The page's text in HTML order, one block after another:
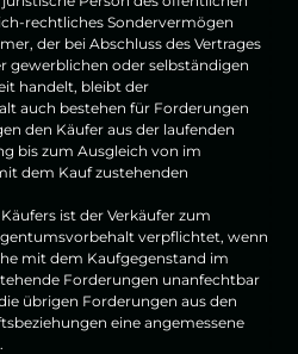
rechtliches Sondervermögen
der bei Abschluss des Vertrages
gewerblichen oder selbständigen
handelt, bleibt der
auch bestehen für Forderungen
den Käufer aus der laufenden
bis zum Ausgleich von im
dem Kauf zustehenden
ist der Verkäufer zum
verpflichtet, wenn
mit dem Kaufgegenstand im
Forderungen unanfechtbar
übrigen Forderungen aus den
eine angemessene